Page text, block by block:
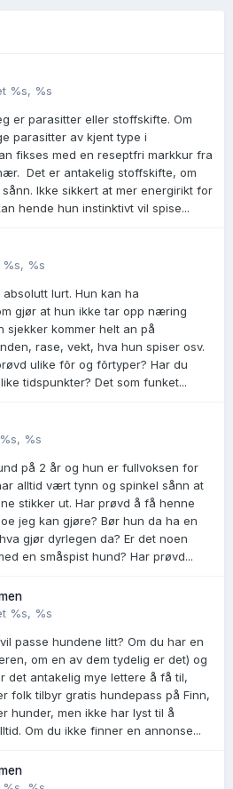
%s, %s
er parasitter eller stoffskifte. Om
parasitter av kjent type i
fikses med en reseptfri markkur fra
Det er antakelig stoffskifte, om
Ikke sikkert at mer energirikt for
hende hun instinktivt vil spise...
%s, %s
lurt. Hun kan ha
gjør at hun ikke tar opp næring
sjekker kommer helt an på
rase, vekt, hva hun spiser osv.
ulike fõr og fõrtyper? Har du
tidspunkter? Det som funket...
%s, %s
på 2 år og hun er fullvoksen for
alltid vært tynn og spinkel sånn at
stikker ut. Har prøvd å få henne
jeg kan gjøre? Bør hun da ha en
gjør dyrlegen da? Er det noen
en småspist hund? Har prøvd...
%s, %s
passe hundene litt? Om du har en
om en av dem tydelig er det) og
det antakelig mye lettere å få til,
folk tilbyr gratis hundepass på Finn,
hunder, men ikke har lyst til å
Om du ikke finner en annonse...